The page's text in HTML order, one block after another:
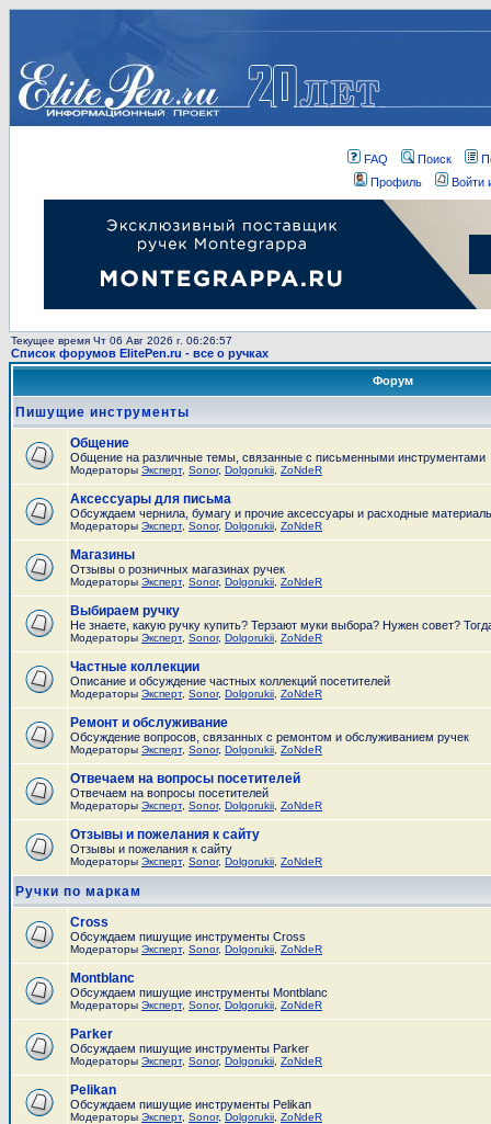
FAQ Поиск
Профиль
Войти
Текущее время Чт 06 Авг 2026 г. 06:26:57
Список форумов ElitePen.ru - все о ручках
Форум
Пишущие инструменты
Общение
Общение на различные темы, связанные с письменными инструментами
Модераторы Эксперт, Sonor, Dolgorukii ZoNdeR
Аксессуары для письма
Обсуждаем чернила, бумагу и прочие аксессуары и расходные
Модераторы Эксперт, Sonor, Dolgorukii ZoNdeR
Магазины
Отзывы о розничных магазинах ручек
Модераторы Эксперт, Sonor, Dolgorukii ZoNdeR
Выбираем ручку
Не знаете, какую ручку купить? Терзают муки выбора? Нужен совет?
Модераторы Эксперт, Sonor, Dolgorukii ZoNdeR
Частные коллекции
Описание и обсуждение частных коллекций посетителей
Модераторы Эксперт, Sonor, Dolgorukii ZoNdeR
Ремонт и обслуживание
Обсуждение вопросов, связанных с ремонтом и обслуживанием ручек
Модераторы Эксперт, Sonor, Dolgorukii ZoNdeR
Отвечаем на вопросы посетителей
Отвечаем на вопросы посетителей
Модераторы Эксперт, Sonor, Dolgorukii ZoNdeR
Отзывы и пожелания к сайту
Отзывы и пожелания к сайту
Модераторы Эксперт, Sonor, Dolgorukii ZoNdeR
Ручки по маркам
Cross
Обсуждаем пишущие инструменты Cross
Модераторы Эксперт, Sonor, Dolgorukii ZoNdeR
Montblanc
Обсуждаем пишущие инструменты Montblanc
Модераторы Эксперт, Sonor, Dolgorukii ZoNdeR
Parker
Обсуждаем пишущие инструменты Parker
Модераторы Эксперт, Sonor, Dolgorukii ZoNdeR
Pelikan
Обсуждаем пишущие инструменты Pelikan
Модераторы Эксперт, Sonor, Dolgorukii ZoNdeR